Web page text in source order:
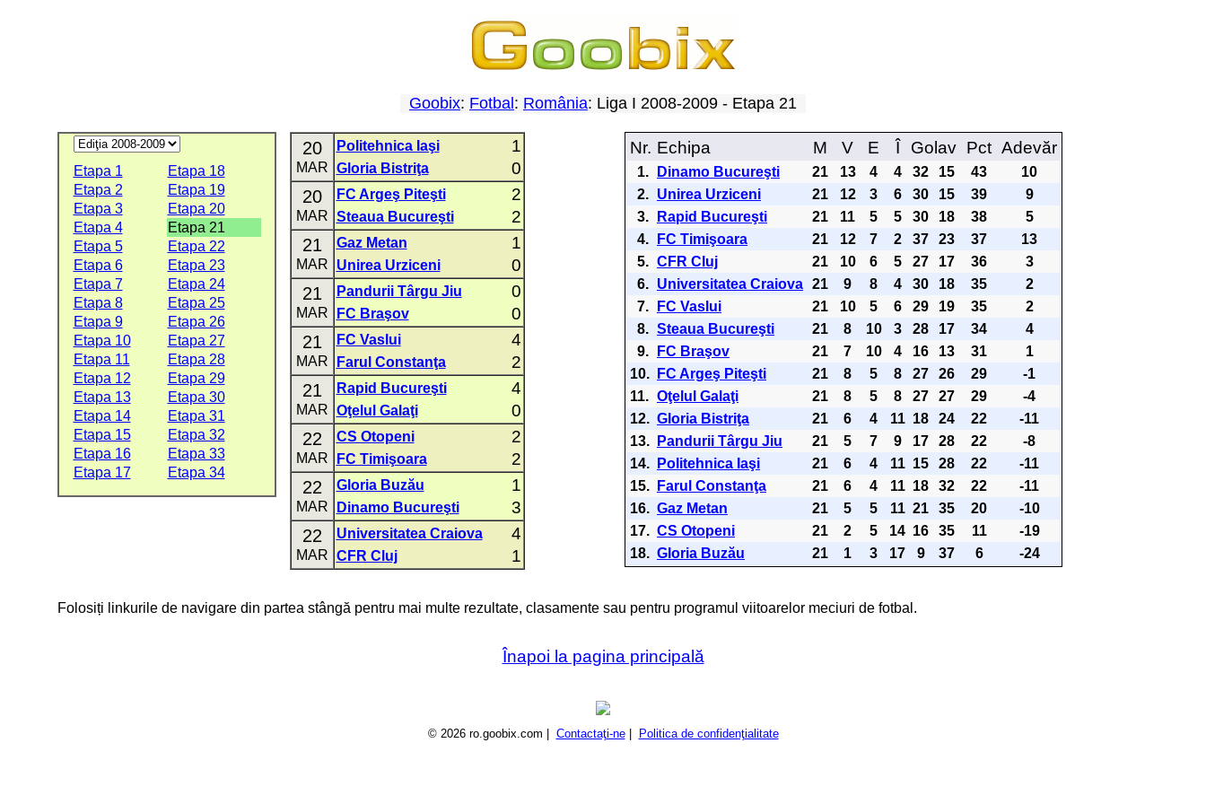
Goobix: Fotbal : România: Liga I 2008-2009 - Etapa 21
Etapa 1
Etapa 18
Etapa 2
Etapa 19
Etapa 3
Etapa 20
Etapa 4
Etapa 21
Etapa 5
Etapa 22
Etapa 6
Etapa 23
Etapa 7
Etapa 24
Etapa 8
Etapa 25
Etapa 9
Etapa 26
Etapa 10
Etapa 27
Etapa 11
Etapa 28
Etapa 12
Etapa 29
Etapa 13
Etapa 30
Etapa 14
Etapa 31
Etapa 15
Etapa 32
Etapa 16
Etapa 33
Etapa 17
Etapa 34
20
MAR
Politehnica Iaşi 1
Gloria Bistriţa 0
20
MAR
FC Argeş Piteşti 2
Steaua Bucureşti 2
21
MAR
Gaz Metan 1
Unirea Urziceni 0
21
MAR
Pandurii Târgu Jiu 0
FC Braşov 0
21
MAR
FC Vaslui 4
Farul Constanţa 2
21
MAR
Rapid Bucureşti 4
Oţelul Galaţi 0
22
MAR
CS Otopeni 2
FC Timişoara 2
22
MAR
Gloria Buzău 1
Dinamo Bucureşti 3
22
MAR
Universitatea Craiova 4
CFR Cluj 1
Nr. Echipa M V E Î Golav Pct Adevăr
1. Dinamo Bucureşti 21 13 4 4 32 15 43
10
2. Unirea Urziceni 21 12 3 6 30 15 39
9
3.
Rapid Bucureşti 21 11 5 5 30 18 38
5
4.
FC Timişoara 21 12 7 2 37 23 37
13
5. CFR Cluj 21 10 6 5 27 17 36
3
6. Universitatea Craiova 21 9 8 4 30 18 35
2
7.
FC Vaslui 21 10 5 6 29 19 35
2
8. Steaua Bucureşti 21 8 10 3 28 17 34
4
9.
FC Braşov 21 7 10 4 16 13 31
1
10.
FC Argeş Piteşti 21 8 5 8 27 26 29
-1
11. Oţelul Galaţi 21 8 5 8 27 27 29
-4
12. Gloria Bistriţa 21 6 4 11 18 24 22
-11
13.
Pandurii Târgu Jiu 21 5 7 9 17 28 22
-8
14.
Politehnica Iaşi 21 6 4 11 15 28 22
-11
15.
Farul Constanţa 21 6 4 11 18 32 22
-11
16. Gaz Metan 21 5 5 11 21 35 20
-10
17. CS Otopeni 21 2 5 14 16 35 11
-19
18. Gloria Buzău 21 1 3 17 9 37 6 -24
Folosiți linkurile de navigare din partea stângă pentru mai multe rezultate, clasamente sau pentru programul viitoarelor meciuri de fotbal.
Înapoi la pagina principală
© 2026 ro.goobix.com | Contactaţi-ne| Politica de confidenţialitate